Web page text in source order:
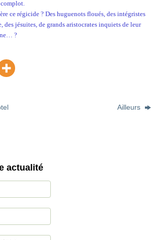
ce régicide ? Des huguenots floués, des intégristes
des jésuites, de grands aristocrates inquiets de leur
?
Ailleurs
actualité